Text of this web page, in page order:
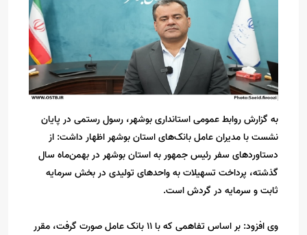
به گزارش روابط عمومی استانداری بوشهر، رسول رستمی در پایان
نشست با مدیران عامل بانک‌های استان بوشهر اظهار داشت: از
دستاوردهای سفر رئیس جمهور به استان بوشهر در بهمن‌ماه سال
گذشته، پرداخت تسهیلات به واحدهای تولیدی در بخش سرمایه
ثابت و سرمایه در گردش است.
وی افزود: بر اساس تفاهمی که با 11 بانک عامل صورت گرفت، مقرر